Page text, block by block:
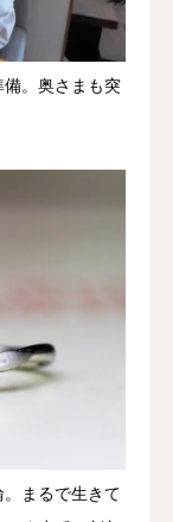
。奥さまも突
まるで生きて